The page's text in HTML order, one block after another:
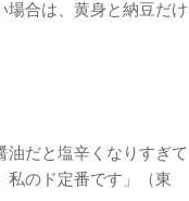
場合は、黄身と納豆だけ
油だと塩辛くなりすぎて
私のド定番です」（東